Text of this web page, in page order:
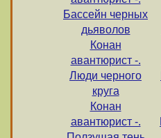
Бассейн черных
дьяволов
Конан
авантюрист -.
Люди черного
круга
Конан
авантюрист -.